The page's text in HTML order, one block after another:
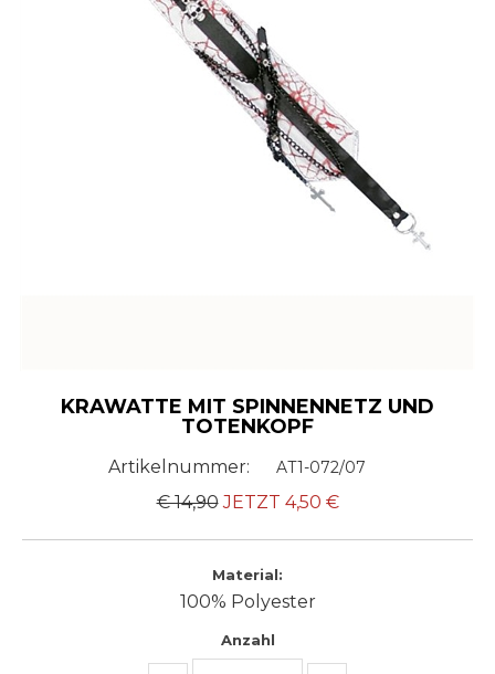
KRAWATTE MIT SPINNENNETZ UND
TOTENKOPF
Artikelnummer: AT1-072/07
€ 14,90 JETZT 4,50 €
Material:
100% Polyester
Anzahl